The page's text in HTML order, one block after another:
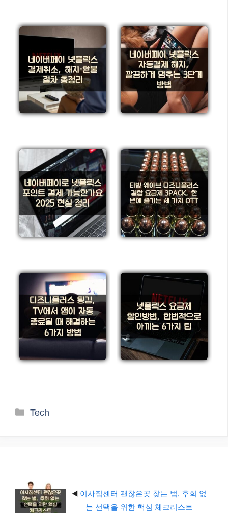
카
Tech
◀️ 이사짐센터 괜찮은곳 찾는 법, 후회 없
는 선택을 위한 핵심 체크리스트